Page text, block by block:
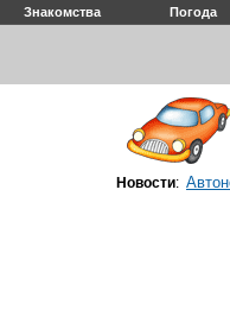
Знакомства Погода
Новости: